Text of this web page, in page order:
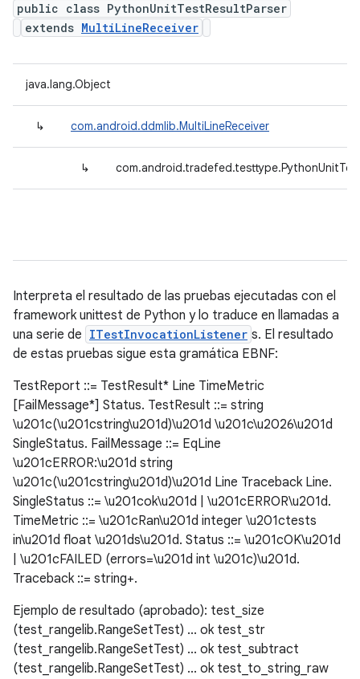
public class PythonUnitTestResultParser
extends MultiLineReceiver
java.lang.Object
↳ com.android.ddmlib.MultiLineReceiver
↳
Interpreta el resultado de las pruebas ejecutadas con el
framework unittest de Python y lo traduce en llamadas a
una serie de ITestInvocationListener s. El resultado
de estas pruebas sigue esta gramática EBNF:
TestReport ::= TestResult* Line TimeMetric
[FailMessage*] Status. TestResult ::= string
\u201c(\u201cstring\u201d)\u201d \u201c\u2026\u201d
SingleStatus. FailMessage ::= EqLine
\u201cERROR:\u201d string
\u201c(\u201cstring\u201d)\u201d Line Traceback Line.
SingleStatus ::= \u201cok\u201d | \u201cERROR\u201d.
TimeMetric ::= \u201cRan\u201d integer \u201ctests
in\u201d float \u201ds\u201d. Status ::= \u201cOK\u201d
| \u201cFAILED (errors=\u201d int \u201c)\u201d.
Traceback ::= string+.
Ejemplo de resultado (aprobado): test_size
(test_rangelib.RangeSetTest) ... ok test_str
(test_rangelib.RangeSetTest) ... ok test_subtract
(test_rangelib.RangeSetTest) ... ok test_to_string_raw